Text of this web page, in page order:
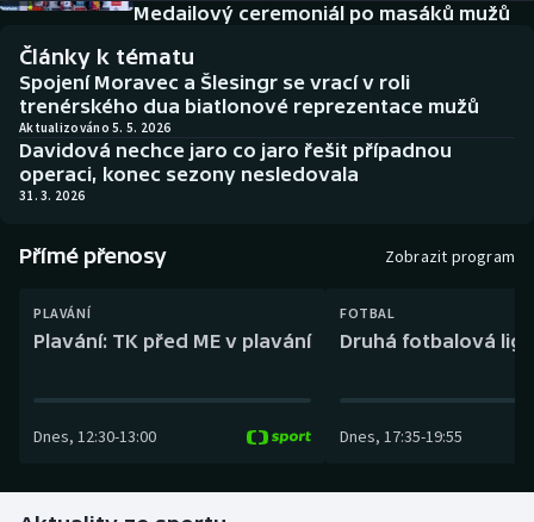
Biatlon
Boby a skeleton
Curling
Dostihy
Futsal
Golf
Aplikace ČT sport
AZ kvíz
Medailový ceremoniál po masáků mužů
Články k tématu
Spojení Moravec a Šlesingr se vrací v roli
trenérského dua biatlonové reprezentace mužů
Aktualizováno 5. 5. 2026
Davidová nechce jaro co jaro řešit případnou
operaci, konec sezony nesledovala
31. 3. 2026
Přímé přenosy Zobrazit program
PLAVÁNÍ
Plavání: TK před ME v plavání
Dnes, 12:30-13:00
FOTBAL
Druhá fotbalová
Dnes, 17:35-19:55